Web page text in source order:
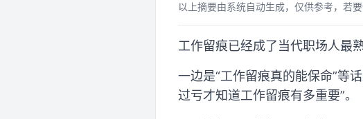
以上摘要由系统自动生成，仅供参考，若要
工作留痕已经成了当代职场人最
一边是“工作留痕真的能保命”等
过亏才知道工作留痕有多重要”。